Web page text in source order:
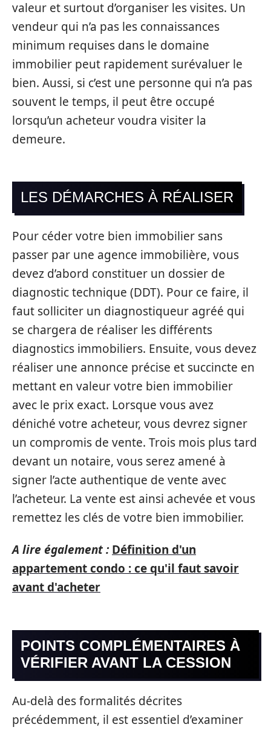
valeur et surtout d’organiser les visites. Un
vendeur qui n’a pas les connaissances
minimum requises dans le domaine
immobilier peut rapidement surévaluer le
bien. Aussi, si c’est une personne qui n’a pas
souvent le temps, il peut être occupé
lorsqu’un acheteur voudra visiter la
demeure.
LES DÉMARCHES À RÉALISER
Pour céder votre bien immobilier sans
passer par une agence immobilière, vous
devez d’abord constituer un dossier de
diagnostic technique (DDT). Pour ce faire, il
faut solliciter un diagnostiqueur agréé qui
se chargera de réaliser les différents
diagnostics immobiliers. Ensuite, vous devez
réaliser une annonce précise et succincte en
mettant en valeur votre bien immobilier
avec le prix exact. Lorsque vous avez
déniché votre acheteur, vous devrez signer
un compromis de vente. Trois mois plus tard
devant un notaire, vous serez amené à
signer l’acte authentique de vente avec
l’acheteur. La vente est ainsi achevée et vous
remettez les clés de votre bien immobilier.
A lire également : Définition d'un
appartement condo : ce qu'il faut savoir
avant d'acheter
POINTS COMPLÉMENTAIRES À
VÉRIFIER AVANT LA CESSION
Au-delà des formalités décrites
précédemment, il est essentiel d’examiner